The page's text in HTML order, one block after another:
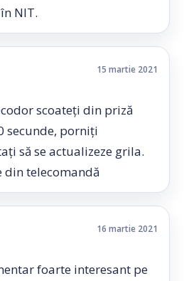
NIT.
15 martie 2021
scoateți din priză
secunde, porniți
să se actualizeze grila.
din telecomandă
16 martie 2021
foarte interesant pe